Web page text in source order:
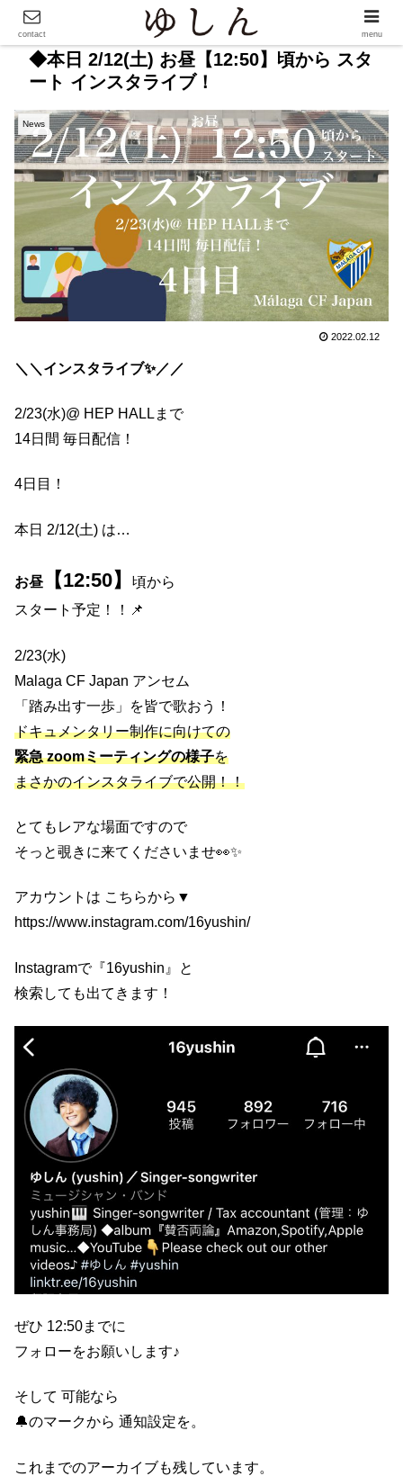
◆本日 2/12(土) お昼【12:50】頃から スタ
ート インスタライブ！
News
2022.02.12
＼＼インスタライブ✨／／
2/23(水)@ HEP HALLまで
14日間 毎日配信！
4日目！
本日 2/12(土) は…
お昼 【12:50】
頃から
スタート予定！！📌
2/23(水)
Malaga CF Japan アンセム
「踏み出す一歩」を皆で歌おう！
ドキュメンタリー制作に向けての
緊急 zoomミーティングの様子を
まさかのインスタライブで公開！！
とてもレアな場面ですので
そっと覗きに来てくださいませ👀✨
アカウントは こちらから▼
https://www.instagram.com/16yushin/
Instagramで『16yushin』と
検索しても出てきます！
ぜひ 12:50までに
フォローをお願いします♪
そして 可能なら
🔔のマークから 通知設定を。
これまでのアーカイブも残しています。
contact menu